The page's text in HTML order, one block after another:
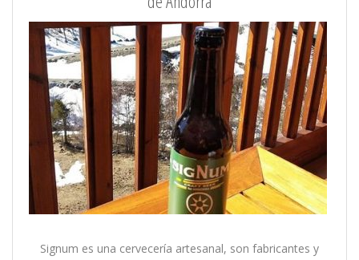
Signum es una cervecería artesanal, son fabricantes y